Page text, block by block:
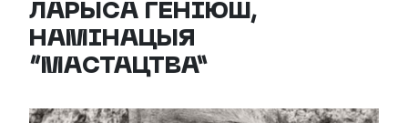
ЛАРЫСА ГЕНІЮШ,
НАМІНАЦЫЯ
“МАСТАЦТВА”